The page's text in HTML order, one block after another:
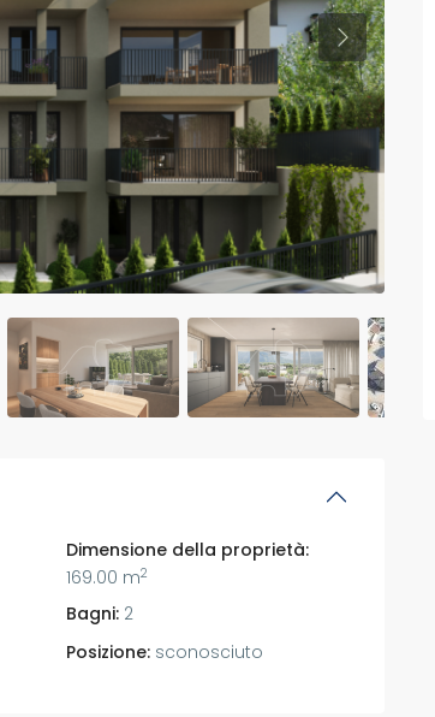
Previous
Dimensione della proprietà:
169.00 m2
Bagni: 2
Posizione: sconosciuto